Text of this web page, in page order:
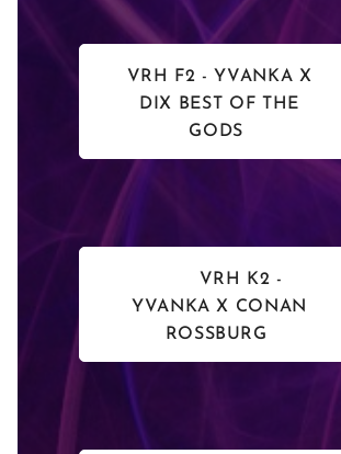
VRH F2 - YVANKA X
DIX BEST OF THE
GODS
VRH K2 -
YVANKA X CONAN
ROSSBURG